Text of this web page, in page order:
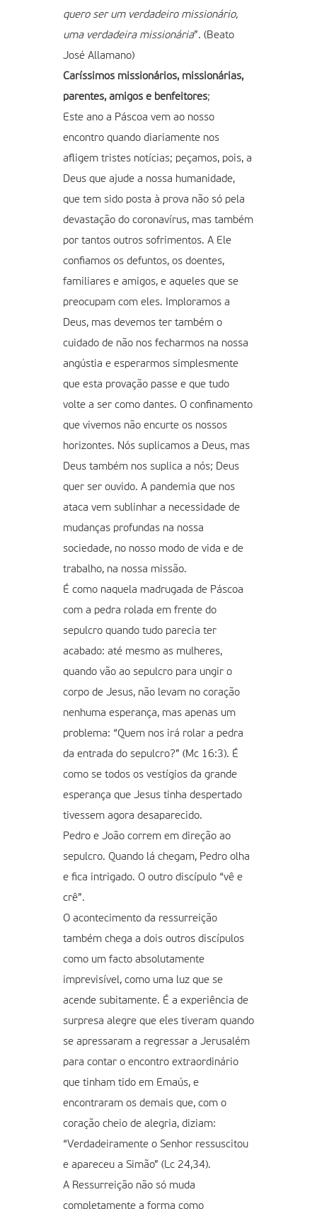
quero ser um verdadeiro missionário,
uma verdadeira missionária”. (Beato
José Allamano)
Caríssimos missionários, missionárias,
parentes, amigos e benfeitores;
Este ano a Páscoa vem ao nosso
encontro quando diariamente nos
afligem tristes notícias; peçamos, pois, a
Deus que ajude a nossa humanidade,
que tem sido posta à prova não só pela
devastação do coronavírus, mas também
por tantos outros sofrimentos. A Ele
confiamos os defuntos, os doentes,
familiares e amigos, e aqueles que se
preocupam com eles. Imploramos a
Deus, mas devemos ter também o
cuidado de não nos fecharmos na nossa
angústia e esperarmos simplesmente
que esta provação passe e que tudo
volte a ser como dantes. O confinamento
que vivemos não encurte os nossos
horizontes. Nós suplicamos a Deus, mas
Deus também nos suplica a nós; Deus
quer ser ouvido. A pandemia que nos
ataca vem sublinhar a necessidade de
mudanças profundas na nossa
sociedade, no nosso modo de vida e de
trabalho, na nossa missão.
É como naquela madrugada de Páscoa
com a pedra rolada em frente do
sepulcro quando tudo parecia ter
acabado: até mesmo as mulheres,
quando vão ao sepulcro para ungir o
corpo de Jesus, não levam no coração
nenhuma esperança, mas apenas um
problema: “Quem nos irá rolar a pedra
da entrada do sepulcro?” (Mc 16:3). É
como se todos os vestígios da grande
esperança que Jesus tinha despertado
tivessem agora desaparecido.
Pedro e João correm em direção ao
sepulcro. Quando lá chegam, Pedro olha
e fica intrigado. O outro discípulo “vê e
crê”.
O acontecimento da ressurreição
também chega a dois outros discípulos
como um facto absolutamente
imprevisível, como uma luz que se
acende subitamente. É a experiência de
surpresa alegre que eles tiveram quando
se apressaram a regressar a Jerusalém
para contar o encontro extraordinário
que tinham tido em Emaús, e
encontraram os demais que, com o
coração cheio de alegria, diziam:
“Verdadeiramente o Senhor ressuscitou
e apareceu a Simão” (Lc 24,34).
A Ressurreição não só muda
completamente a forma como